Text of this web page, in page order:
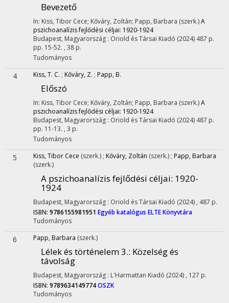
Bevezető
In: Kiss, Tibor Cece; Kőváry, Zoltán; Papp, Barbara (szerk.)A
pszichoanalízis fejlődési céljai: 1920-1924
Budapest, Magyarország : Oriold és Társai Kiadó (2024) 487 p.
pp. 15-52. , 38 p.
Tudományos
4 Kiss, T. C. ; Kőváry, Z. ; Papp, B.
Előszó
In: Kiss, Tibor Cece; Kőváry, Zoltán; Papp, Barbara (szerk.)A
pszichoanalízis fejlődési céljai: 1920-1924
Budapest, Magyarország : Oriold és Társai Kiadó (2024) 487 p.
pp. 11-13. , 3 p.
Tudományos
5 Kiss, Tibor Cece (szerk.) ; Kőváry, Zoltán (szerk.) ; Papp, Barbara
(szerk.)
A pszichoanalízis fejlődési céljai: 1920-
1924
Budapest, Magyarország : Oriold és Társai Kiadó (2024) , 487 p.
ISBN: 9786155981951 Egyéb katalógus ELTE Könyvtára
Tudományos
6 Papp, Barbara (szerk.)
Lélek és történelem 3.: Közelség és
távolság
Budapest, Magyarország : L'Harmattan Kiadó (2024) , 127 p.
ISBN: 9789634149774OSZK
Tudományos